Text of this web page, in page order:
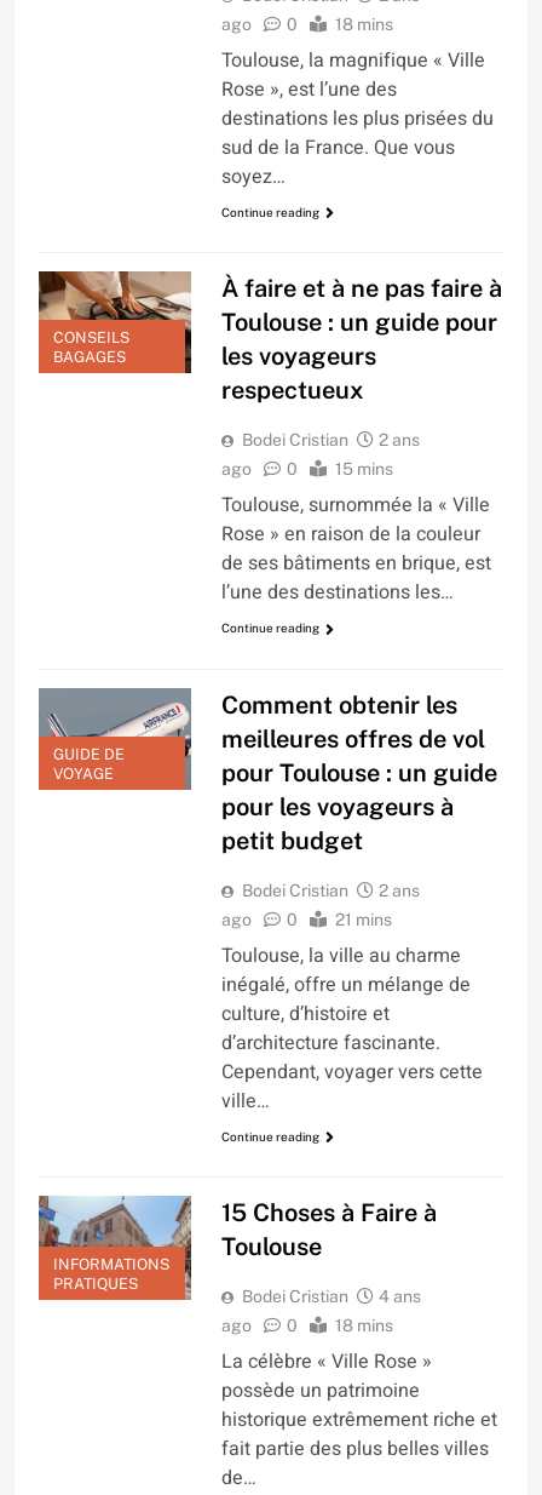
ago
0 18 mins
Toulouse, la magnifique « Ville
Rose », est l’une des
destinations les plus prisées du
sud de la France. Que vous
soyez…
Continue reading
CONSEILS
BAGAGES
À faire et à ne pas faire à
Toulouse : un guide pour
les voyageurs
respectueux
Bodei Cristian
2 ans
ago
0 15 mins
Toulouse, surnommée la « Ville
Rose » en raison de la couleur
de ses bâtiments en brique, est
l’une des destinations les…
Continue reading
GUIDE DE
VOYAGE
Comment obtenir les
meilleures offres de vol
pour Toulouse : un guide
pour les voyageurs à
petit budget
Bodei Cristian
2 ans
ago
0 21 mins
Toulouse, la ville au charme
inégalé, offre un mélange de
culture, d’histoire et
d’architecture fascinante.
Cependant, voyager vers cette
ville…
Continue reading
INFORMATIONS
PRATIQUES
15 Choses à Faire à
Toulouse
Bodei Cristian
4 ans
ago
0 18 mins
La célèbre « Ville Rose »
possède un patrimoine
historique extrêmement riche et
fait partie des plus belles villes
de…